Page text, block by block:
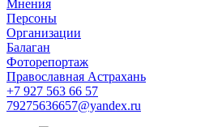
Мнения
Персоны
Организации
Балаган
Фоторепортаж
Православная Астрахань
+7 927 563 66 57
79275636657@yandex.ru